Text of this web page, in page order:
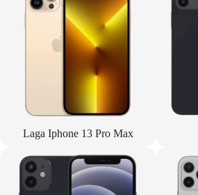
Laga Iphone 13 Pro Max